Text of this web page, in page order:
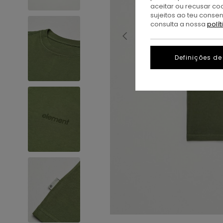
aceitar ou recusar
sujeitos ao teu
consulta a nossa
Definições